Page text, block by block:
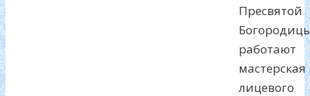
Пресвятой
работают
мастерская
лицевого